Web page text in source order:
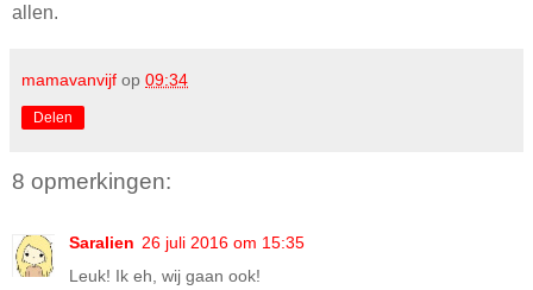
allen.
mamavanvijf op 09:34
Delen
8 opmerkingen:
Saralien 26 juli 2016 om 15:35
Leuk! Ik eh, wij gaan ook!